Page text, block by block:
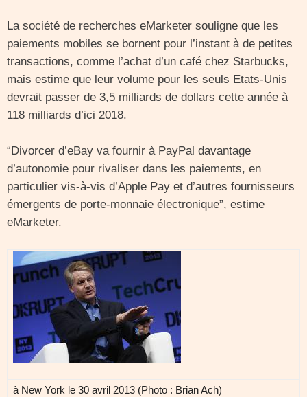
La société de recherches eMarketer souligne que les
paiements mobiles se bornent pour l’instant à de petites
transactions, comme l’achat d’un café chez Starbucks,
mais estime que leur volume pour les seuls Etats-Unis
devrait passer de 3,5 milliards de dollars cette année à
118 milliards d’ici 2018.
“Divorcer d’eBay va fournir à PayPal davantage
d’autonomie pour rivaliser dans les paiements, en
particulier vis-à-vis d’Apple Pay et d’autres fournisseurs
émergents de porte-monnaie électronique”, estime
eMarketer.
à New York le 30 avril 2013 (Photo : Brian Ach)